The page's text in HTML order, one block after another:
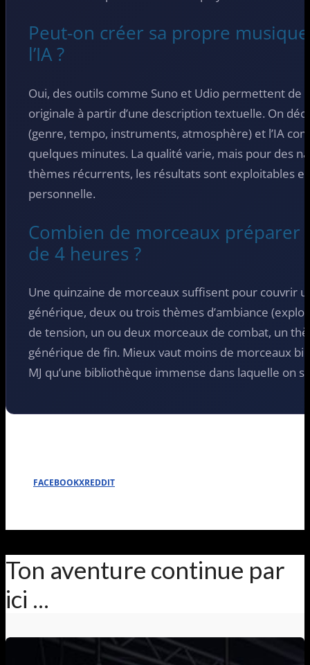
Peut-on créer sa propre musique
l’IA ?
Oui, des outils comme Suno et Udio permettent de
originale à partir d’une description textuelle. On
(genre, tempo, instruments, atmosphère) et l’IA
quelques minutes. La qualité varie, mais pour des
thèmes récurrents, les résultats sont exploitables
personnelle.
Combien de morceaux préparer
de 4 heures ?
Une quinzaine de morceaux suffisent pour couvrir
générique, deux ou trois thèmes d’ambiance
de tension, un ou deux morceaux de combat, un
générique de fin. Mieux vaut moins de morceaux
MJ qu’une bibliothèque immense dans laquelle on
FACEBOOKXREDDIT
Ton aventure continue par
ici ...